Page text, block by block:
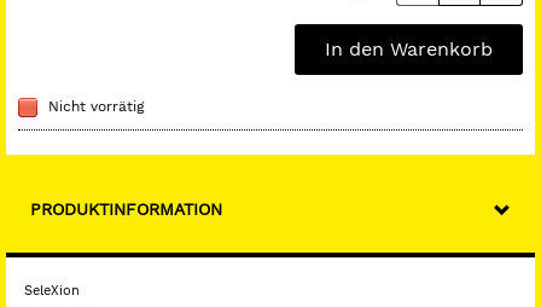
In den Warenkorb
Nicht vorrätig
PRODUKTINFORMATION
SeleXion